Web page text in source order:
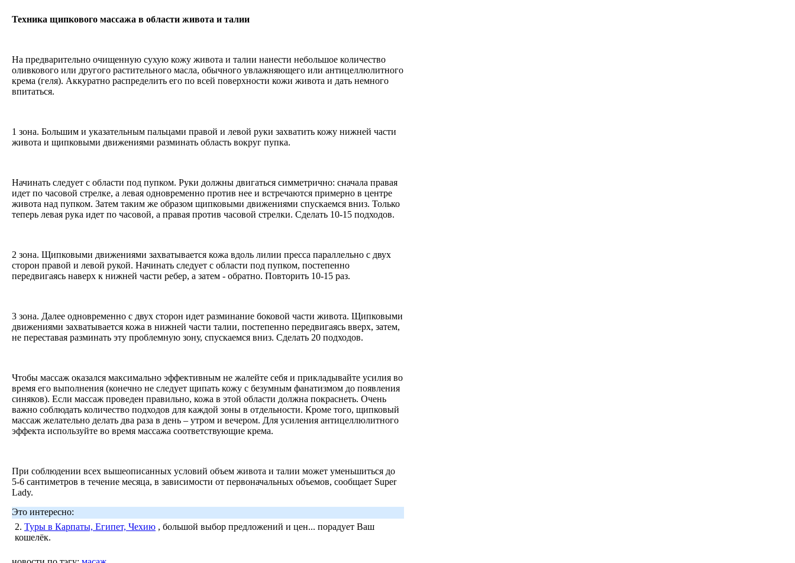
Техника щипкового массажа в области живота и талии
На предварительно очищенную сухую кожу живота и талии нанести небольшое количество
оливкового или другого растительного масла, обычного увлажняющего или антицеллюлитного
крема (геля). Аккуратно распределить его по всей поверхности кожи живота и дать немного
впитаться.
1 зона. Большим и указательным пальцами правой и левой руки захватить кожу нижней части
живота и щипковыми движениями разминать область вокруг пупка.
Начинать следует с области под пупком. Руки должны двигаться симметрично: сначала правая
идет по часовой стрелке, а левая одновременно против нее и встречаются примерно в центре
живота над пупком. Затем таким же образом щипковыми движениями спускаемся вниз. Только
теперь левая рука идет по часовой, а правая против часовой стрелки. Сделать 10-15 подходов.
2 зона. Щипковыми движениями захватывается кожа вдоль лилии пресса параллельно с двух
сторон правой и левой рукой. Начинать следует с области под пупком, постепенно
передвигаясь наверх к нижней части ребер, а затем - обратно. Повторить 10-15 раз.
3 зона. Далее одновременно с двух сторон идет разминание боковой части живота. Щипковыми
движениями захватывается кожа в нижней части талии, постепенно передвигаясь вверх, затем,
не переставая разминать эту проблемную зону, спускаемся вниз. Сделать 20 подходов.
Чтобы массаж оказался максимально эффективным не жалейте себя и прикладывайте усилия во
время его выполнения (конечно не следует щипать кожу с безумным фанатизмом до появления
синяков). Если массаж проведен правильно, кожа в этой области должна покраснеть. Очень
важно соблюдать количество подходов для каждой зоны в отдельности. Кроме того, щипковый
массаж желательно делать два раза в день – утром и вечером. Для усиления антицеллюлитного
эффекта используйте во время массажа соответствующие крема.
При соблюдении всех вышеописанных условий объем живота и талии может уменьшиться до
5-6 сантиметров в течение месяца, в зависимости от первоначальных объемов, сообщает Super
Lady.
Это интересно:
2. Туры в Карпаты, Египет, Чехию , большой выбор предложений и цен... порадует Ваш
кошелёк.